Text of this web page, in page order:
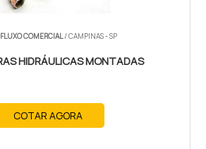
COMERCIAL/ CAMPINAS - SP
HIDRÁULICAS MONTADAS
COTAR AGORA